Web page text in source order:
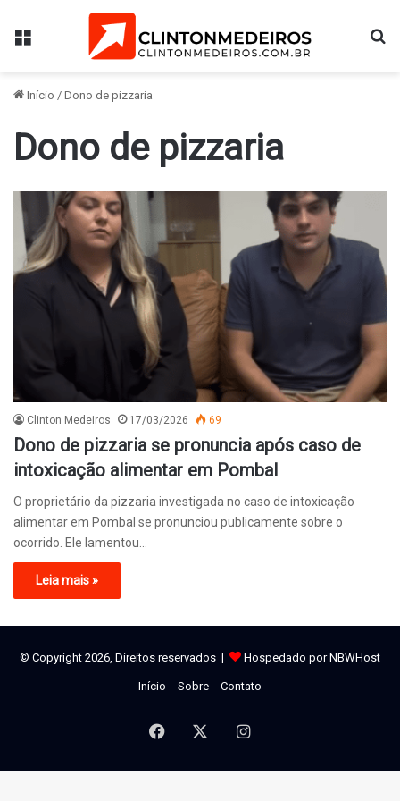
Menu
Início / Dono de pizzaria
Dono de pizzaria
Clinton Medeiros 17/03/2026 69
Dono de pizzaria se pronuncia após caso de
intoxicação alimentar em Pombal
O proprietário da pizzaria investigada no caso de intoxicação
alimentar em Pombal se pronunciou publicamente sobre o
ocorrido. Ele lamentou…
Leia mais »
© Copyright 2026, Direitos reservados | Hospedado por NBWHost
Início Sobre Contato
Facebook Instagram